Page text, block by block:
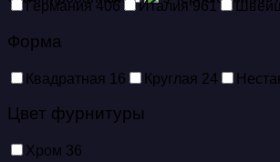
Германия 406 Италия961
Форма
Квадратная 16 Круглая 24
Цвет фурнитуры
Хром 36